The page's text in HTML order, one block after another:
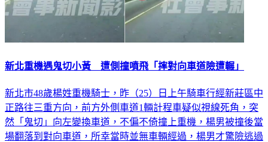
新北重機遇鬼切小黃 遭側撞噴飛「摔對向車道險遭輾」
新北市48歲楊姓重機騎士，昨（25）日上午騎車行經新莊區中
正路往三重方向，前方外側車道1輛計程車疑似視線死角，突
然「鬼切」向左變換車道，不偏不倚撞上重機，楊男被撞後當
場翻落到對向車道，所幸當時並無車輛經過，楊男才驚險逃過